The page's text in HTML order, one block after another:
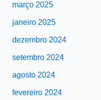
março 2025
janeiro 2025
dezembro 2024
setembro 2024
agosto 2024
fevereiro 2024